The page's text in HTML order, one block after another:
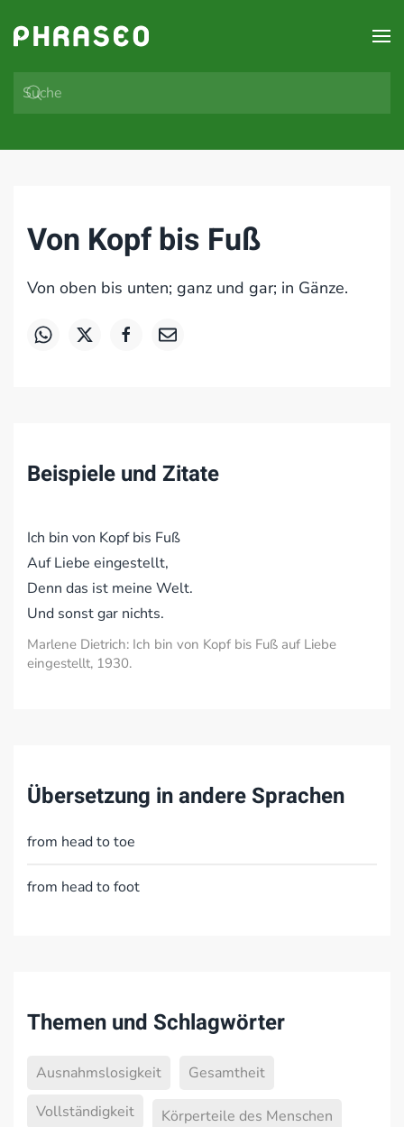
Zum Hauptinhalt springen
Von Kopf bis Fuß
Von oben bis unten; ganz und gar; in Gänze.
Beispiele und Zitate
Ich bin von Kopf bis Fuß
Auf Liebe eingestellt,
Denn das ist meine Welt.
Und sonst gar nichts.
Marlene Dietrich: Ich bin von Kopf bis Fuß auf Liebe
eingestellt, 1930.
Übersetzung in andere Sprachen
from head to toe
from head to foot
Themen und Schlagwörter
Ausnahmslosigkeit
Gesamtheit
Vollständigkeit
Körperteile des Menschen